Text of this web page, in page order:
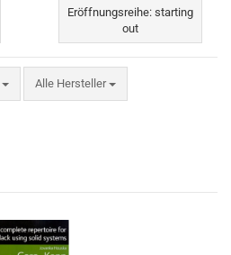
Eröffnungsreihe: starting
out
Alle Hersteller